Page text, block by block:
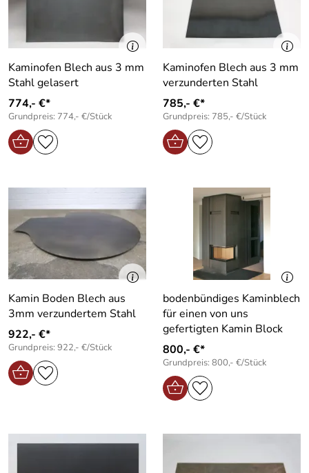
Kaminofen Blech aus 3 mm
Stahl gelasert
774,- €*
Grundpreis: 774,- €/Stück
Kaminofen Blech aus 3 mm
verzunderten Stahl
785,- €*
Grundpreis: 785,- €/Stück
Kamin Boden Blech aus
3mm verzundertem Stahl
922,- €*
Grundpreis: 922,- €/Stück
bodenbündiges Kaminblech
für einen von uns
gefertigten Kamin Block
800,- €*
Grundpreis: 800,- €/Stück